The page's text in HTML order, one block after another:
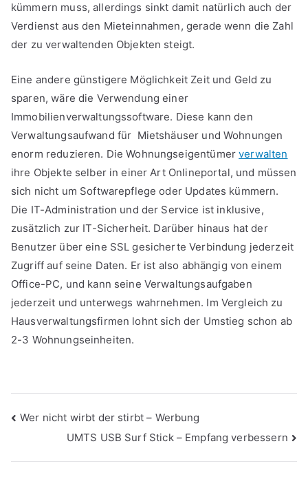
kümmern muss, allerdings sinkt damit natürlich auch der
Verdienst aus den Mieteinnahmen, gerade wenn die Zahl
der zu verwaltenden Objekten steigt.
Eine andere günstigere Möglichkeit Zeit und Geld zu
sparen, wäre die Verwendung einer
Immobilienverwaltungssoftware. Diese kann den
Verwaltungsaufwand für Mietshäuser und Wohnungen
enorm reduzieren. Die Wohnungseigentümerverwalten
ihre Objekte selber in einer Art Onlineportal, und müssen
sich nicht um Softwarepflege oder Updates kümmern.
Die IT-Administration und der Service ist inklusive,
zusätzlich zur IT-Sicherheit. Darüber hinaus hat der
Benutzer über eine SSL gesicherte Verbindung jederzeit
Zugriff auf seine Daten. Er ist also abhängig von einem
Office-PC, und kann seine Verwaltungsaufgaben
jederzeit und unterwegs wahrnehmen. Im Vergleich zu
Hausverwaltungsfirmen lohnt sich der Umstieg schon ab
2-3 Wohnungseinheiten.
Beitragsnavigation
Wer nicht wirbt der stirbt – Werbung
UMTS USB Surf Stick – Empfang verbessern